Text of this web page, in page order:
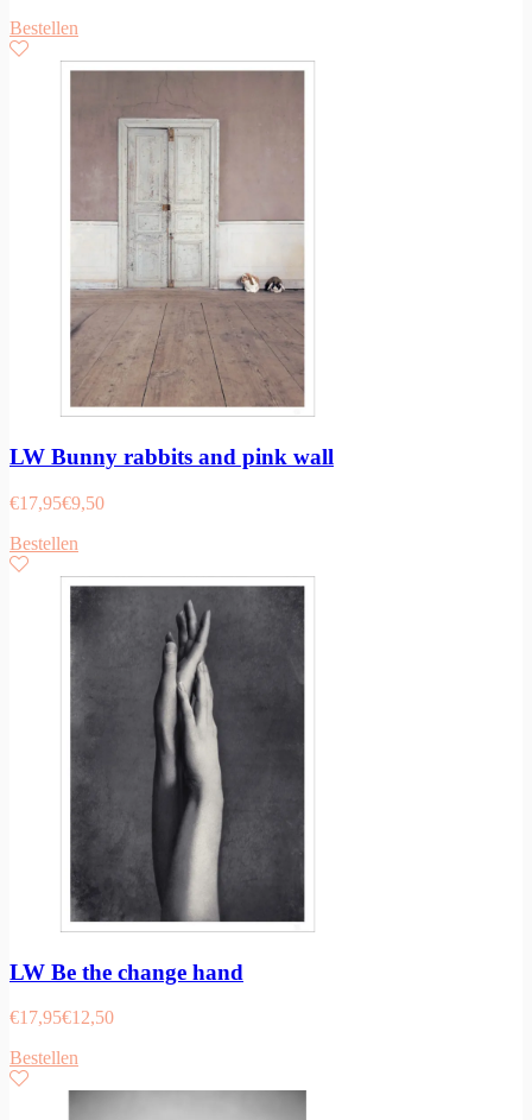
Bestellen
LW Bunny rabbits and pink wall
€17,95€9,50
Bestellen
LW Be the change hand
€17,95€12,50
Bestellen